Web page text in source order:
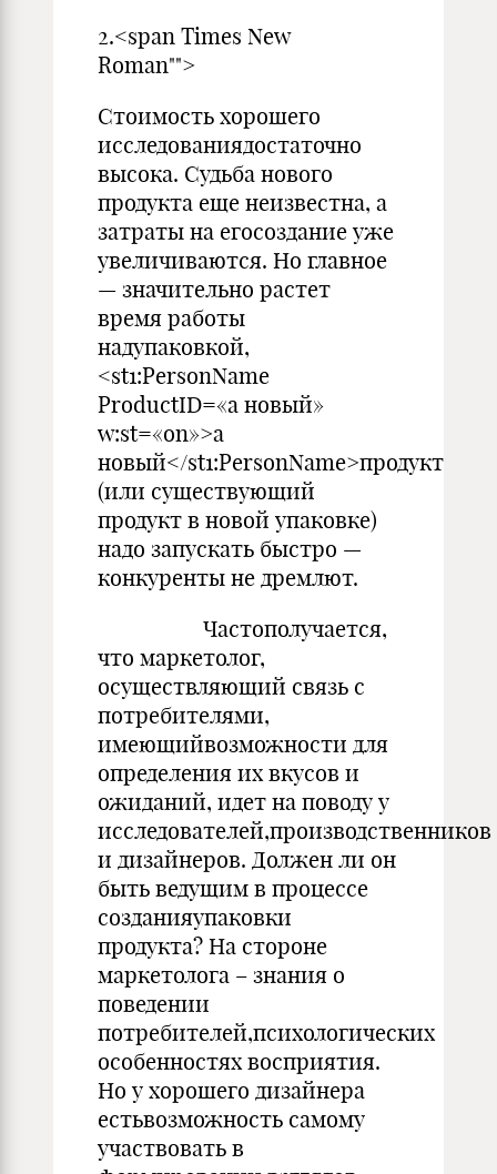
2.<span Times New
Roman"">
Стоимость хорошего
исследованиядостаточно
высока. Судьба нового
продукта еще неизвестна, а
затраты на егосоздание уже
увеличиваются. Но главное
— значительно растет
время работы
надупаковкой,
<st1:PersonName
ProductID=«а новый»
w:st=«on»>а
новый</st1:PersonName>продукт
(или существующий
продукт в новой упаковке)
надо запускать быстро —
конкуренты не дремлют.
Частополучается,
что маркетолог,
осуществляющий связь с
потребителями,
имеющийвозможности для
определения их вкусов и
ожиданий, идет на поводу у
исследователей,производственников
и дизайнеров. Должен ли он
быть ведущим в процессе
созданияупаковки
продукта? На стороне
маркетолога – знания о
поведении
потребителей,психологических
особенностях восприятия.
Но у хорошего дизайнера
естьвозможность самому
участвовать в